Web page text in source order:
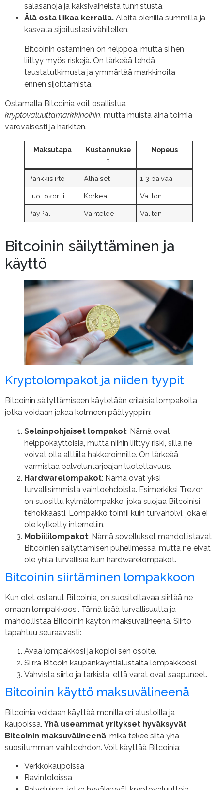
salasanoja ja kaksivaiheista tunnistusta.
Älä osta liikaa kerralla. Aloita pienillä summilla ja
kasvata sijoitustasi vähitellen.
Bitcoinin ostaminen on helppoa, mutta siihen
liittyy myös riskejä. On tärkeää tehdä
taustatutkimusta ja ymmärtää markkinoita
ennen sijoittamista.
Ostamalla Bitcoinia voit osallistua
kryptovaluuttamarkkinoihin, mutta muista aina toimia
varovaisesti ja harkiten.
Maksutapa
Kustannukse
t
Nopeus
Pankkisiirto Alhaiset 1-3 päivää
Luottokortti Korkeat Välitön
PayPal Vaihtelee Välitön
Bitcoinin säilyttäminen ja
käyttö
Kryptolompakot ja niiden tyypit
Bitcoinin säilyttämiseen käytetään erilaisia lompakoita,
jotka voidaan jakaa kolmeen päätyyppiin:
Selainpohjaiset lompakot: Nämä ovat
helppokäyttöisiä, mutta niihin liittyy riski, sillä ne
voivat olla alttiita hakkeroinnille. On tärkeää
varmistaa palveluntarjoajan luotettavuus.
Hardwarelompakot: Nämä ovat yksi
turvallisimmista vaihtoehdoista. Esimerkiksi Trezor
on suosittu kylmälompakko, joka suojaa Bitcoinisi
tehokkaasti. Lompakko toimii kuin turvaholvi, joka ei
ole kytketty internetiin.
Mobiililompakot: Nämä sovellukset mahdollistavat
Bitcoinien säilyttämisen puhelimessa, mutta ne eivät
ole yhtä turvallisia kuin hardwarelompakot.
Bitcoinin siirtäminen lompakkoon
Kun olet ostanut Bitcoinia, on suositeltavaa siirtää ne
omaan lompakkoosi. Tämä lisää turvallisuutta ja
mahdollistaa Bitcoinin käytön maksuvälineenä. Siirto
tapahtuu seuraavasti:
Avaa lompakkosi ja kopioi sen osoite.
Siirrä Bitcoin kaupankäyntialustalta lompakkoosi.
Vahvista siirto ja tarkista, että varat ovat saapuneet.
Bitcoinin käyttö maksuvälineenä
Bitcoinia voidaan käyttää monilla eri alustoilla ja
kaupoissa. Yhä useammat yritykset hyväksyvät
Bitcoinin maksuvälineenä, mikä tekee siitä yhä
suositumman vaihtoehdon. Voit käyttää Bitcoinia:
Verkkokaupoissa
Ravintoloissa